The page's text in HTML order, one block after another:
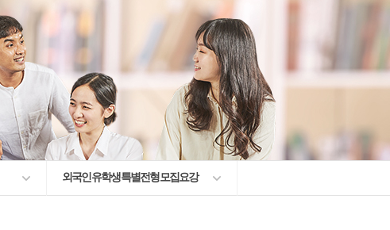
야기
전공
번역전공
대학기구 찾아오시는 길
대학자체평가·
(주간)
교수소개
간) 교수소개
국제경영학과
K-융합경영
교수소개
한국·베트남 전문경영
강의시간표
AGORA
부속기관
학술정보원
교수·학생 지원센터
시설안내
외국인 유학생 특별전형 모집요강